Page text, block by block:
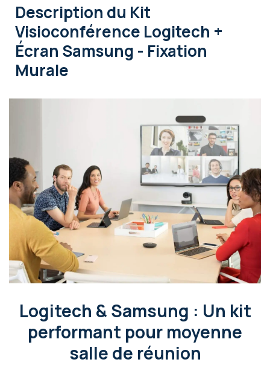
Description du Kit
Visioconférence Logitech +
Écran Samsung - Fixation
Murale
Logitech & Samsung : Un kit
performant pour moyenne
salle de réunion